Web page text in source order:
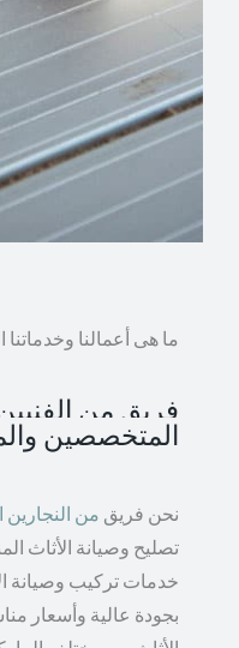
ما هى أعمالنا وخدماتنا
فريق من
المتخصصين
نحن فريق من
تصليح وصيانة الأثاث
خدمات تركيب وصيانة
بجودة عالية وأسعار